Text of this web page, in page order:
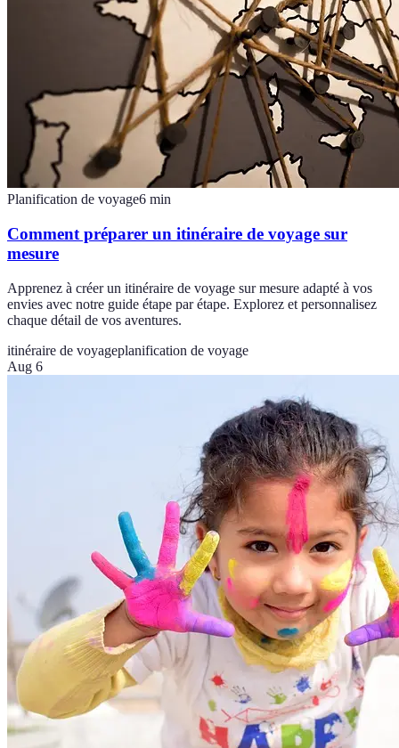
Planification de voyage6 min
Comment préparer un itinéraire de voyage sur
mesure
Apprenez à créer un itinéraire de voyage sur mesure adapté à vos
envies avec notre guide étape par étape. Explorez et personnalisez
chaque détail de vos aventures.
itinéraire de voyageplanification de voyage
Aug 6